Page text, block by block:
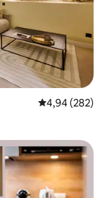
Gemiddelde
4,94 (282)